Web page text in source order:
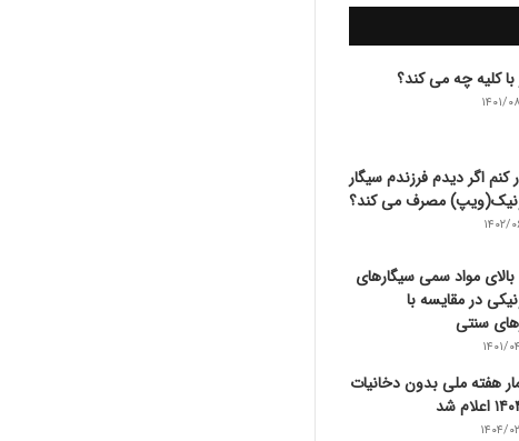
با کلیه چه می کند؟
۰۸/۳۰
کنم اگر دیدم فرزندم سیگار
مصرف می کند؟
۰۶/۱۲
مواد سمی سیگارهای
در مقایسه با
سنتی
۰۴/۱۵
هفته ملی بدون دخانیات
۰۲/۲۸